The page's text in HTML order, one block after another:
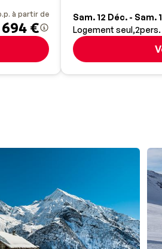
à partir de
694 €
Sam. 12 Déc. - Sam.
Logement seul 2pers.